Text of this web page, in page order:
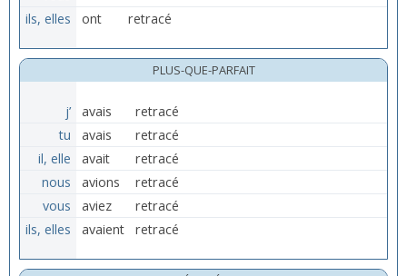
ils, elles
ont retracé
PLUS-QUE-PARFAIT
j’ avais
retracé
tu
avais
retracé
il, elle
avait
retracé
nous
avions
retracé
vous
aviez
retracé
ils, elles
avaient retracé